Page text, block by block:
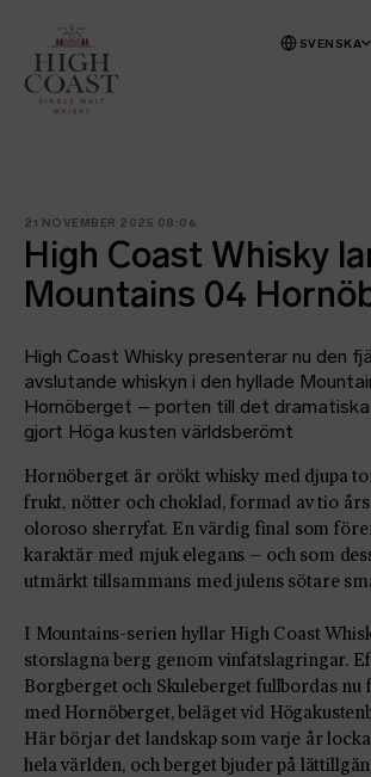
SVENSKA
21 NOVEMBER 2025 08:06
High Coast Whisky
Mountains 04
High Coast Whisky presenterar nu den
avslutande whiskyn i den hyllade
Hornöberget – porten till det
gjort Höga kusten världsberömt
Hornöberget är orökt whisky med djupa
frukt, nötter och choklad, formad av tio
oloroso sherryfat. En värdig final som
karaktär med mjuk elegans – och som
utmärkt tillsammans med julens sötare
I Mountains-serien hyllar High Coast
storslagna berg genom vinfatslagringar.
Borgberget och Skuleberget fullbordas nu
med Hornöberget, beläget vid
Här börjar det landskap som varje år
hela världen, och berget bjuder på